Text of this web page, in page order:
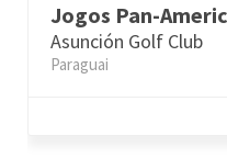
Jogos Pan-
Asunción Golf Club
Paraguai